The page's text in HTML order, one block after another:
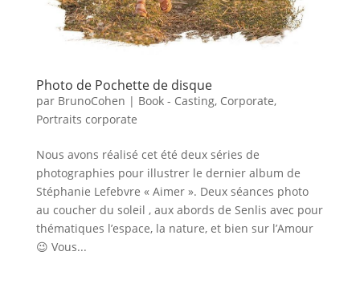
Photo de Pochette de disque
par BrunoCohen | Book - Casting, Corporate,
Portraits corporate
Nous avons réalisé cet été deux séries de
photographies pour illustrer le dernier album de
Stéphanie Lefebvre « Aimer ». Deux séances photo
au coucher du soleil , aux abords de Senlis avec pour
thématiques l’espace, la nature, et bien sur l’Amour
😉 Vous...